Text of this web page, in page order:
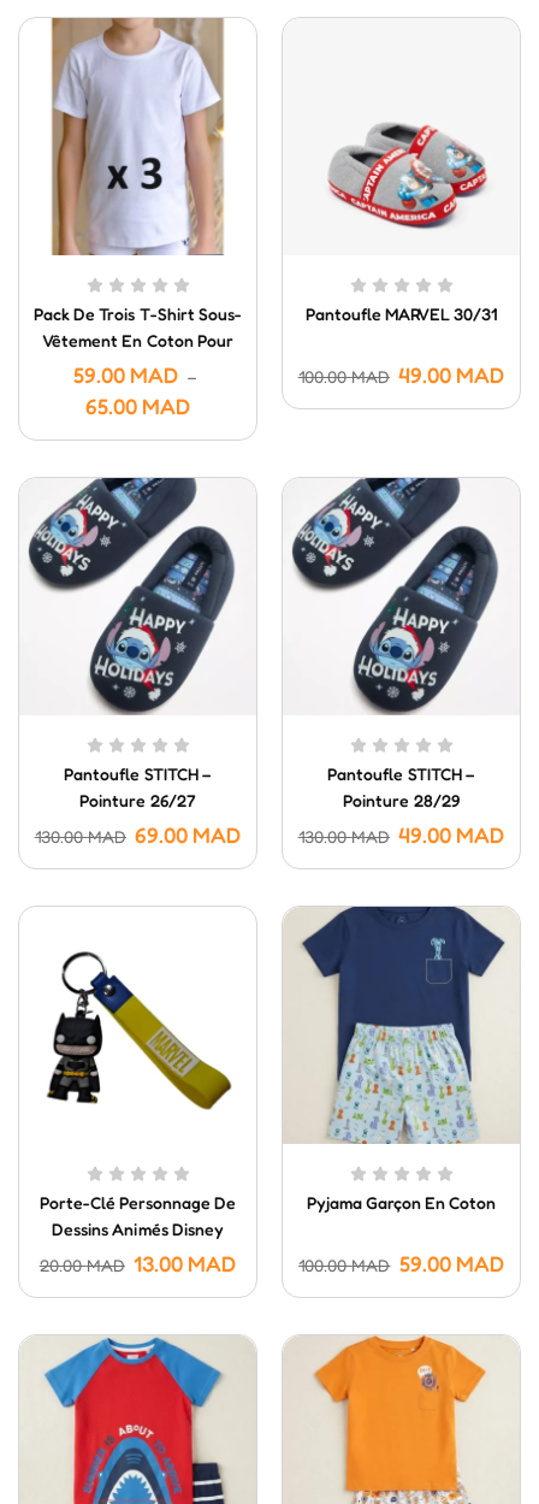
Pack De Trois T-Shirt Sous-
Vêtement En Coton Pour
Garçon
59.00 MAD –
65.00 MAD
Pantoufle MARVEL 30/31
100.00MAD 49.00 MAD
Pantoufle STITCH –
Pointure 26/27
130.00MAD 69.00 MAD
Pantoufle STITCH –
Pointure 28/29
130.00MAD 49.00 MAD
Porte-Clé Personnage De
Dessins Animés Disney
MARVEL
20.00MAD 13.00 MAD
Pyjama Garçon En Coton
100.00MAD 59.00 MAD